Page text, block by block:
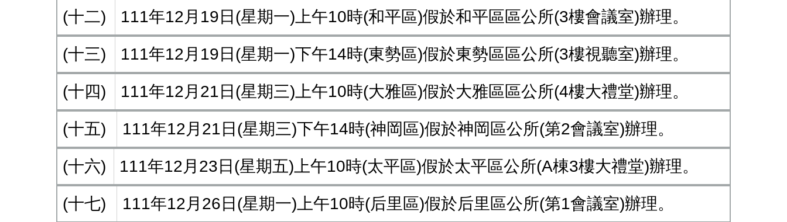
(十二) 111年12月19日(星期一)上午10時(和平區)假於和平區區公所(3樓會議室)辦理。
(十三) 111年12月19日(星期一)下午14時(東勢區)假於東勢區區公所(3樓視聽室)辦理。
(十四) 111年12月21日(星期三)上午10時(大雅區)假於大雅區區公所(4樓大禮堂)辦理。
(十五) 111年12月21日(星期三)下午14時(神岡區)假於神岡區公所(第2會議室)辦理。
(十六) 111年12月23日(星期五)上午10時(太平區)假於太平區公所(A棟3樓大禮堂)辦理。
(十七) 111年12月26日(星期一)上午10時(后里區)假於后里區公所(第1會議室)辦理。